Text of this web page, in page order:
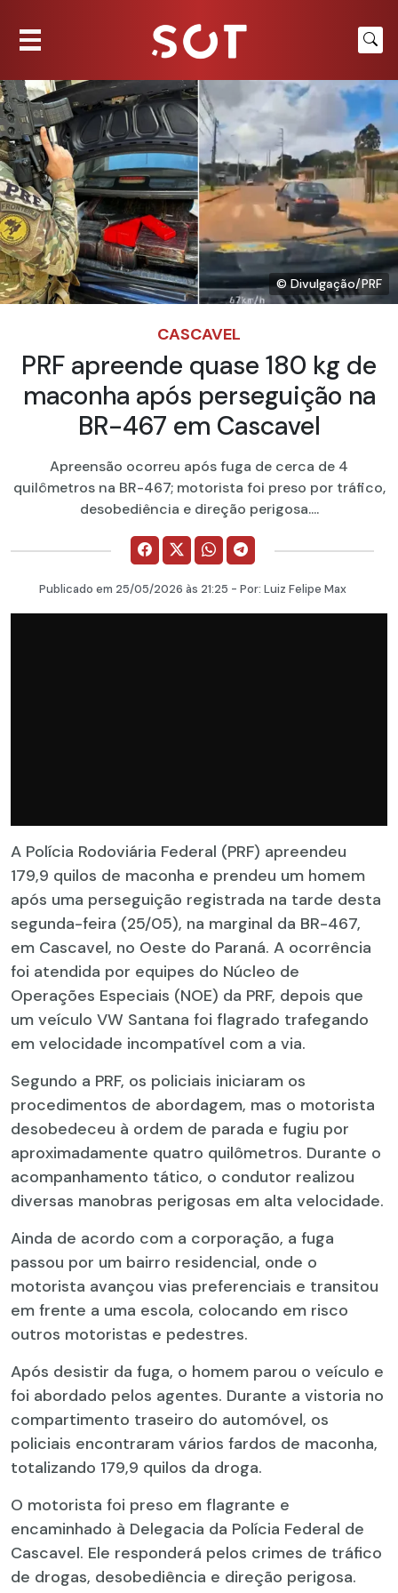
© Divulgação/PRF
CASCAVEL
PRF apreende quase 180 kg de
maconha após perseguição na
BR-467 em Cascavel
Apreensão ocorreu após fuga de cerca de 4
quilômetros na BR-467; motorista foi preso por tráfico,
desobediência e direção perigosa....
Publicado em 25/05/2026 às 21:25 - Por: Luiz Felipe Max
A Polícia Rodoviária Federal (PRF) apreendeu
179,9 quilos de maconha e prendeu um homem
após uma perseguição registrada na tarde desta
segunda-feira (25/05), na marginal da BR-467,
em Cascavel, no Oeste do Paraná. A ocorrência
foi atendida por equipes do Núcleo de
Operações Especiais (NOE) da PRF, depois que
um veículo VW Santana foi flagrado trafegando
em velocidade incompatível com a via.
Segundo a PRF, os policiais iniciaram os
procedimentos de abordagem, mas o motorista
desobedeceu à ordem de parada e fugiu por
aproximadamente quatro quilômetros. Durante o
acompanhamento tático, o condutor realizou
diversas manobras perigosas em alta velocidade.
Ainda de acordo com a corporação, a fuga
passou por um bairro residencial, onde o
motorista avançou vias preferenciais e transitou
em frente a uma escola, colocando em risco
outros motoristas e pedestres.
Após desistir da fuga, o homem parou o veículo e
foi abordado pelos agentes. Durante a vistoria no
compartimento traseiro do automóvel, os
policiais encontraram vários fardos de maconha,
totalizando 179,9 quilos da droga.
O motorista foi preso em flagrante e
encaminhado à Delegacia da Polícia Federal de
Cascavel. Ele responderá pelos crimes de tráfico
de drogas, desobediência e direção perigosa.